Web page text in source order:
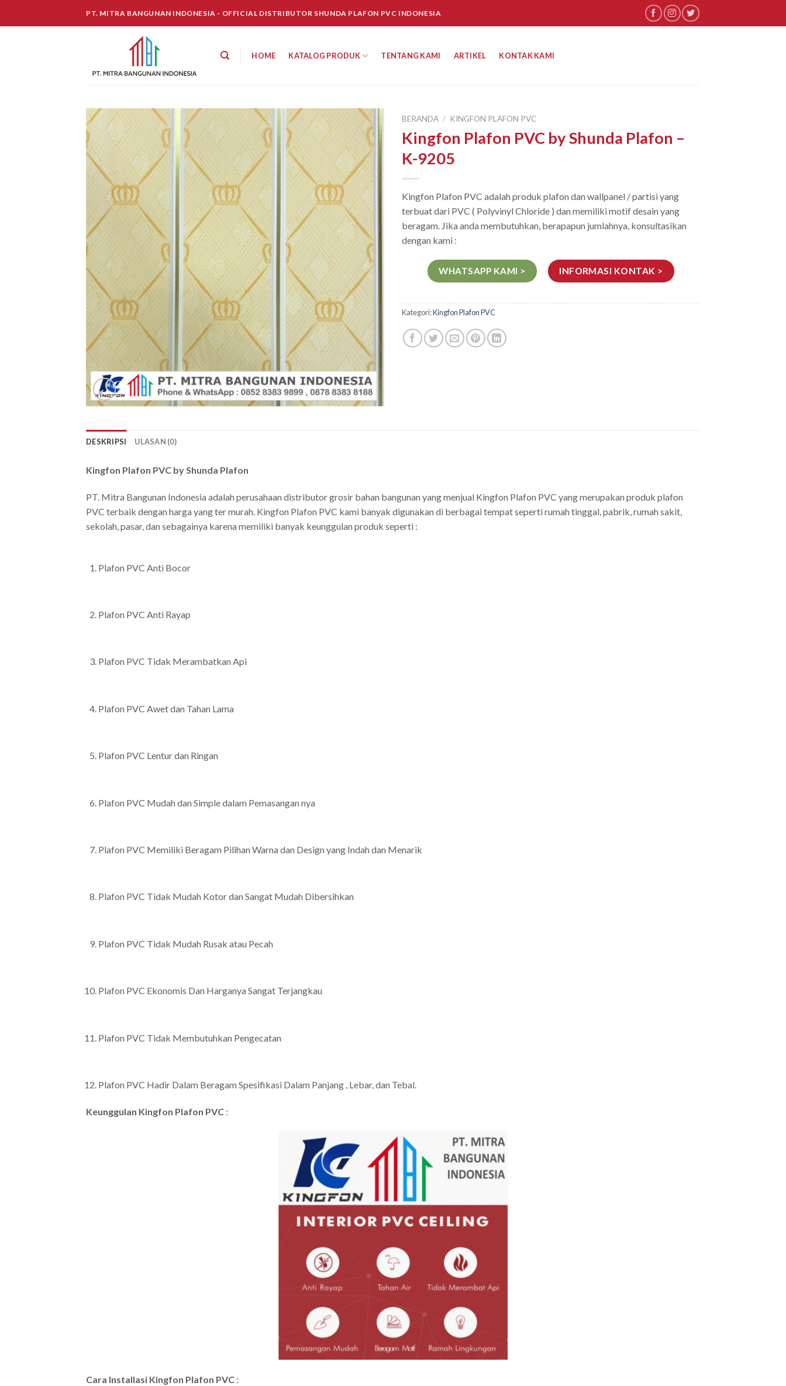
PT. MITRA BANGUNAN INDONESIA - OFFICIAL DISTRIBUTOR SHUNDA PLAFON PVC INDONESIA
HOME KATALOG PRODUK TENTANG KAMI ARTIKEL KONTAK KAMI
BERANDA / KINGFON PLAFON PVC
Kingfon Plafon PVC by Shunda Plafon –
K-9205
Kingfon Plafon PVC adalah produk plafon dan wallpanel / partisi yang
terbuat dari PVC ( Polyvinyl Chloride ) dan memiliki motif desain yang
beragam. Jika anda membutuhkan, berapapun jumlahnya, konsultasikan
dengan kami :
WHATSAPP KAMI > INFORMASI KONTAK >
Kategori:Kingfon Plafon PVC
DESKRIPSI ULASAN (0)
Kingfon Plafon PVC by Shunda Plafon
PT. Mitra Bangunan Indonesia adalah perusahaan distributor grosir bahan bangunan yang menjual Kingfon Plafon PVC yang merupakan produk plafon
PVC terbaik dengan harga yang ter murah. Kingfon Plafon PVC kami banyak digunakan di berbagai tempat seperti rumah tinggal, pabrik, rumah sakit,
sekolah, pasar, dan sebagainya karena memiliki banyak keunggulan produk seperti :
Plafon PVC Anti Bocor
Plafon PVC Anti Rayap
Plafon PVC Tidak Merambatkan Api
Plafon PVC Awet dan Tahan Lama
Plafon PVC Lentur dan Ringan
Plafon PVC Mudah dan Simple dalam Pemasangan nya
Plafon PVC Memiliki Beragam Pilihan Warna dan Design yang Indah dan Menarik
Plafon PVC Tidak Mudah Kotor dan Sangat Mudah Dibersihkan
Plafon PVC Tidak Mudah Rusak atau Pecah
Plafon PVC Ekonomis Dan Harganya Sangat Terjangkau
Plafon PVC Tidak Membutuhkan Pengecatan
Plafon PVC Hadir Dalam Beragam Spesifikasi Dalam Panjang , Lebar, dan Tebal.
Keunggulan Kingfon Plafon PVC :
Cara Installasi Kingfon Plafon PVC :